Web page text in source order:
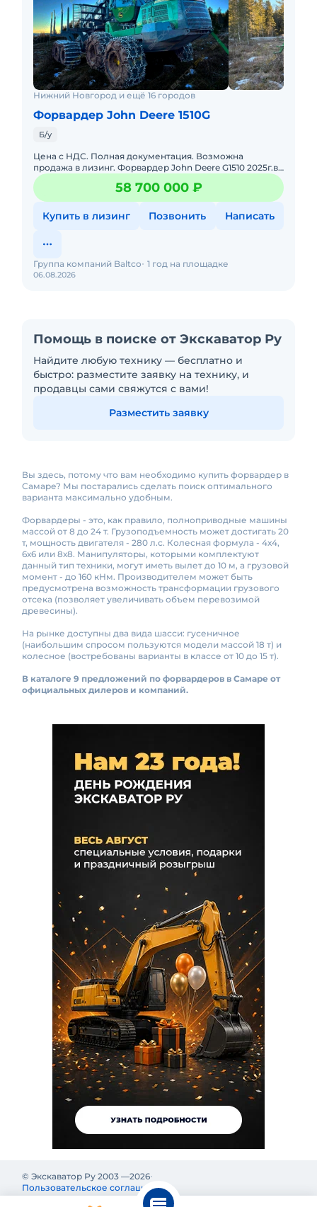
Нижний Новгород и ещё 16 городов
Форвардер John Deere 1510G
Б/у
Цена с НДС. Полная документация. Возможна
продажа в лизинг. Форвардер John Deere G1510 2025г.в.
Серия Арктик ПРО Нарабока - 1500 часовСостояние
нового. Без пр
58 700 000 ₽
Купить в лизинг Позвонить Написать
06.08.2026
Группа компаний Baltco 1 год на площадке
Помощь в поиске от Экскаватор Ру
Найдите любую технику — бесплатно и
быстро: разместите заявку на технику, и
продавцы сами свяжутся с вами!
Разместить заявку
Вы здесь, потому что вам необходимо купить форвардер в
Самаре? Мы постарались сделать поиск оптимального
варианта максимально удобным.
Форвардеры - это, как правило, полноприводные машины
массой от 8 до 24 т. Грузоподъемность может достигать 20
т, мощность двигателя - 280 л.с. Колесная формула - 4х4,
6х6 или 8х8. Манипуляторы, которыми комплектуют
данный тип техники, могут иметь вылет до 10 м, а грузовой
момент - до 160 кНм. Производителем может быть
предусмотрена возможность трансформации грузового
отсека (позволяет увеличивать объем перевозимой
древесины).
На рынке доступны два вида шасси: гусеничное
(наибольшим спросом пользуются модели массой 18 т) и
колесное (востребованы варианты в классе от 10 до 15 т).
В каталоге 9 предложений по форвардеров в Самаре от
официальных дилеров и компаний.
© Экскаватор Ру 2003 —2026
Пользовательское соглашение
Политика конфиденциальности Реклама на Экскаватор Ру